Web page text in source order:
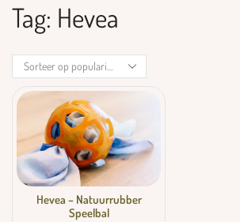
Tag: Hevea
Hevea – Natuurrubber
Speelbal